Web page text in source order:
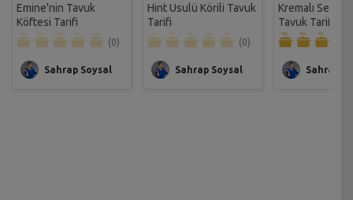
Emine'nin Tavuk
Köftesi Tarifi
(0)
Sahrap Soysal
Hint Usulü Körili Tavuk
Tarifi
(0)
Sahrap Soysal
Kremalı Sebzeli
Tavuk Tarifi
Sahrap